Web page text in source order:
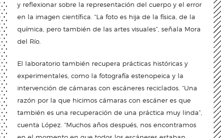
y reflexionar sobre la representación del cuerpo y el error
en la imagen científica. “La foto es hija de la física, de la
química, pero también de las artes visuales”, señala Mora
del Río.
El laboratorio también recupera prácticas históricas y
experimentales, como la fotografía estenopeica y la
intervención de cámaras con escáneres reciclados. “Una
razón por la que hicimos cámaras con escáner es que
también es una recuperación de una práctica muy linda”,
cuenta López. “Muchos años después, nos encontramos